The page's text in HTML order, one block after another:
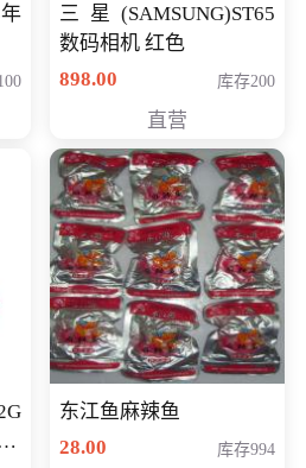
三星(SAMSUNG)ST65
数码相机 红色
898.00
库存200
直营
东江鱼麻辣鱼
28.00
库存994